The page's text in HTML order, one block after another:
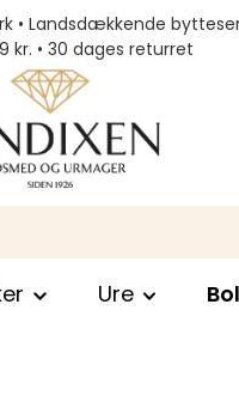
• Landsdækkende
kr. • 30 dages returret
Ure